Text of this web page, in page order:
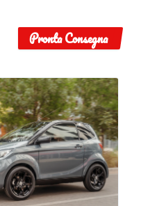
Pronta Consegna